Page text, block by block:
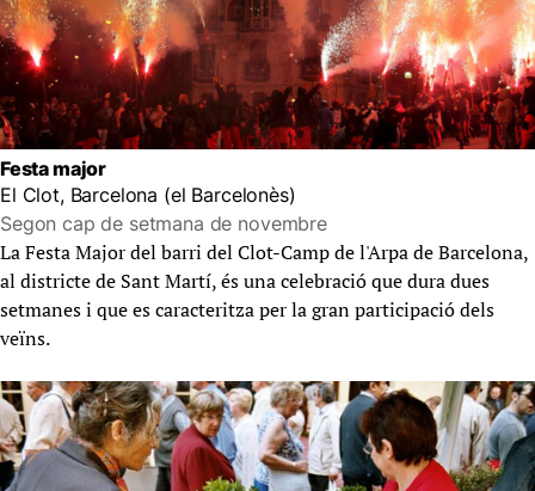
Festa major
El Clot, Barcelona (el Barcelonès)
Segon cap de setmana de novembre
La Festa Major del barri del Clot-Camp de l'Arpa de Barcelona,
al districte de Sant Martí, és una celebració que dura dues
setmanes i que es caracteritza per la gran participació dels
veïns.